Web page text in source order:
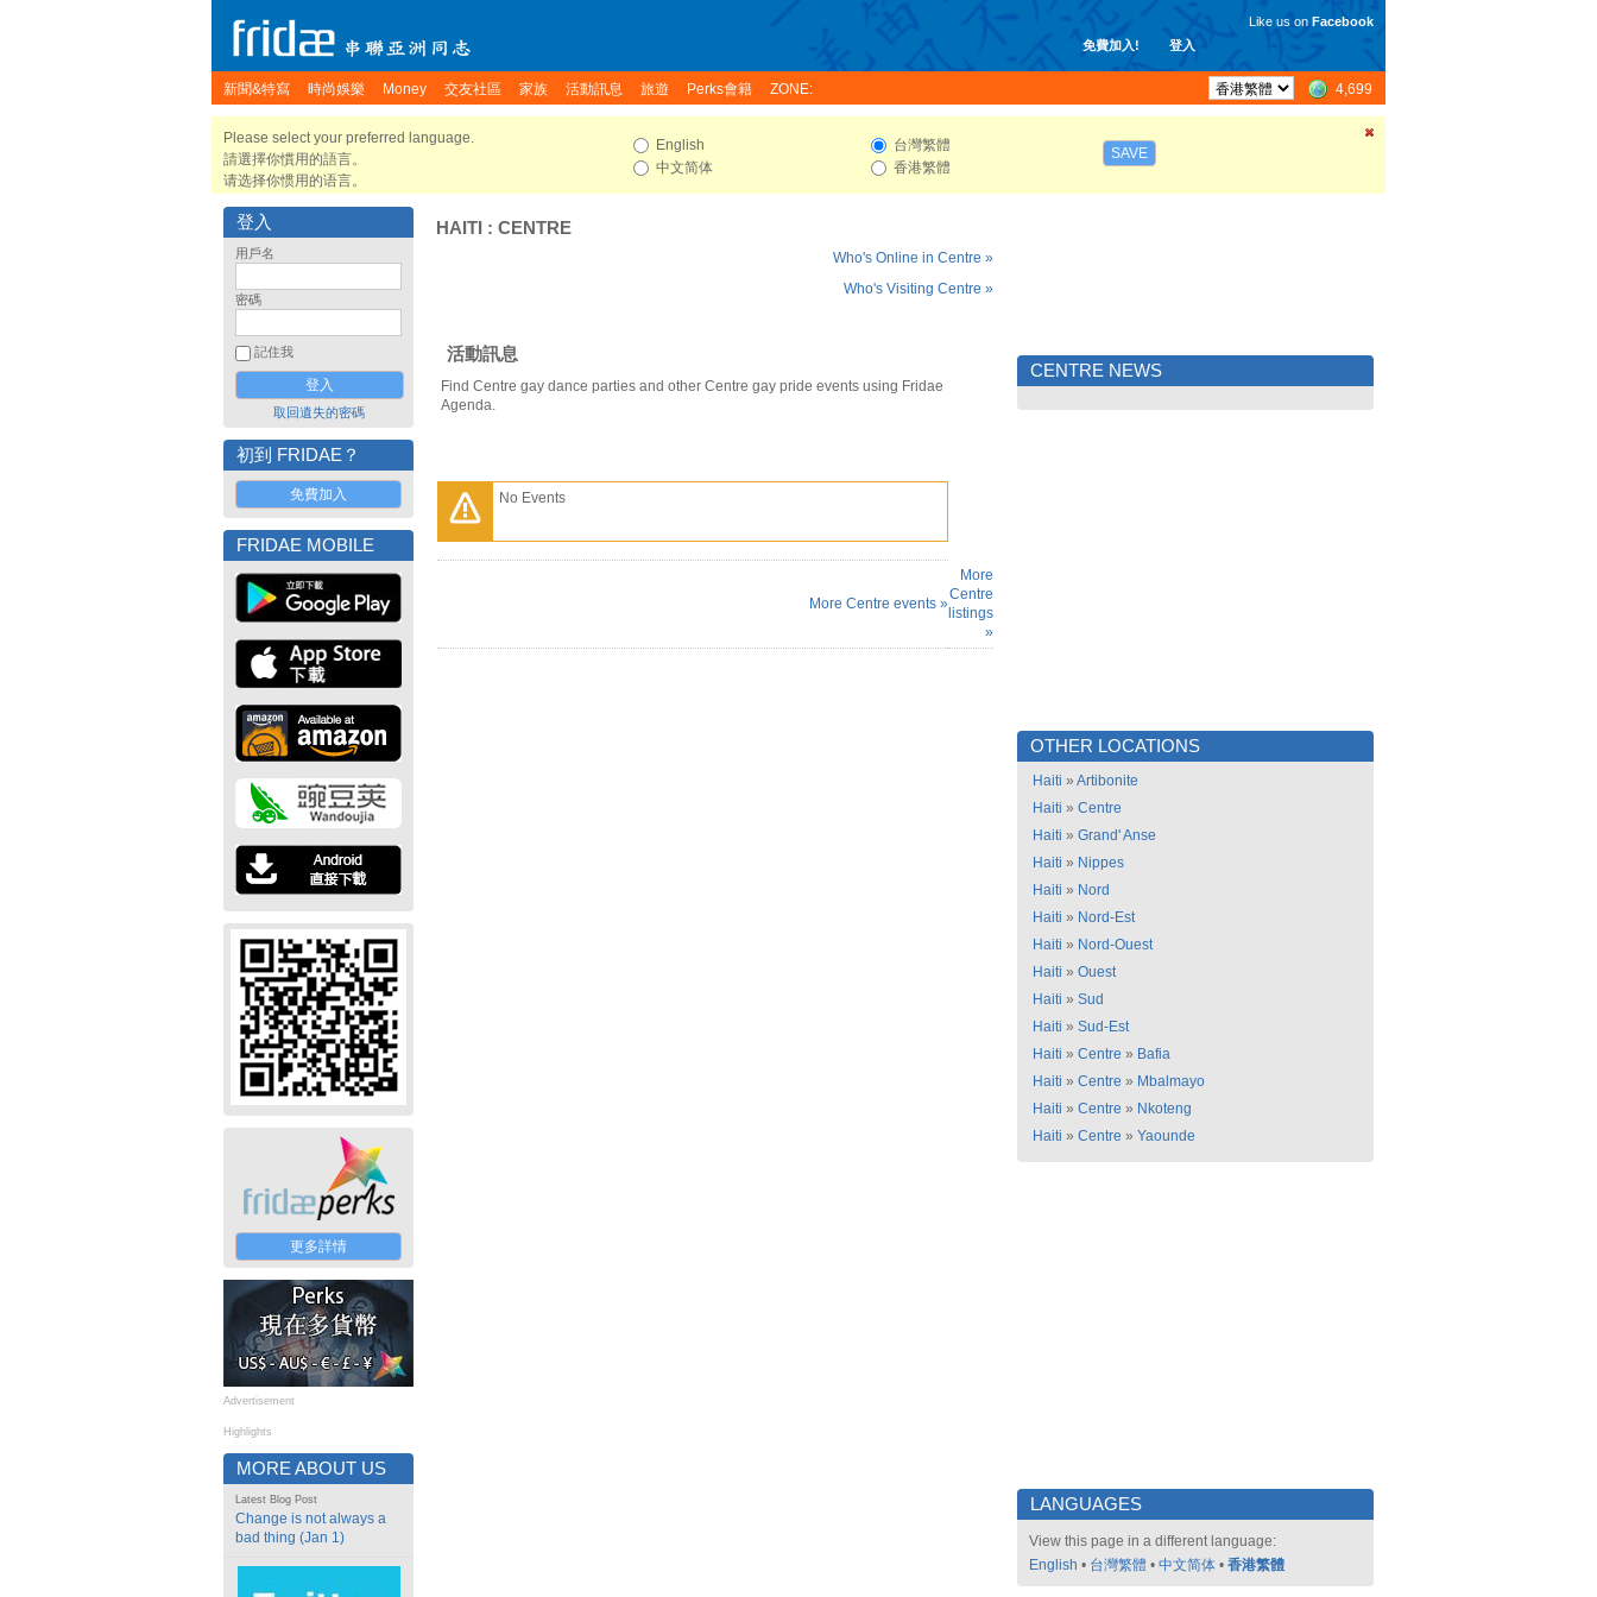
免費加入! 登入
Like us on Facebook
新聞&特寫 時尚娛樂 Money 交友社區 家族 活動訊息 旅遊 Perks會籍 ZONE: 4,699
Please select your preferred language.
請選擇你慣用的語言。
请选择你惯用的语言。
English
中文简体
台灣繁體
香港繁體
SAVE
登入
用戶名
密碼
記住我
取回遺失的密碼
初到 FRIDAE？
免費加入
FRIDAE MOBILE
更多詳情
Advertisement
Highlights
MORE ABOUT US
Latest Blog Post
Change is not always a
bad thing (Jan 1)
HAITI : CENTRE
Who's Online in Centre »
Who's Visiting Centre »
活動訊息
Find Centre gay dance parties and other Centre gay pride events using Fridae
Agenda.
No Events
More Centre events »
More
Centre
listings
»
CENTRE NEWS
OTHER LOCATIONS
Haiti » Artibonite
Haiti » Centre
Haiti » Grand' Anse
Haiti » Nippes
Haiti » Nord
Haiti » Nord-Est
Haiti » Nord-Ouest
Haiti » Ouest
Haiti » Sud
Haiti » Sud-Est
Haiti » Centre » Bafia
Haiti » Centre » Mbalmayo
Haiti » Centre » Nkoteng
Haiti » Centre » Yaounde
LANGUAGES
View this page in a different language:
English • 台灣繁體 • 中文简体 • 香港繁體